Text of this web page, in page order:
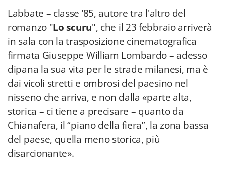
Labbate – classe ’85, autore tra l'altro del
romanzo "Lo scuru", che il 23 febbraio arriverà
in sala con la trasposizione cinematografica
firmata Giuseppe William Lombardo – adesso
dipana la sua vita per le strade milanesi, ma è
dai vicoli stretti e ombrosi del paesino nel
nisseno che arriva, e non dalla «parte alta,
storica – ci tiene a precisare – quanto da
Chianafera, il “piano della fiera”, la zona bassa
del paese, quella meno storica, più
disarcionante».